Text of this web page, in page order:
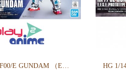
1/144 RX-78F00/E GUNDAM （EX-001 G.L.R.S.S. Feather UNIT）